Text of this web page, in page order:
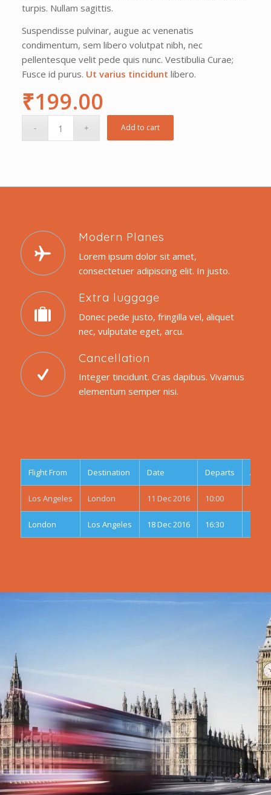
turpis. Nullam sagittis.
Suspendisse pulvinar, augue ac venenatis
condimentum, sem libero volutpat nibh, nec
pellentesque velit pede quis nunc. Vestibulia Curae;
Fusce id purus. Ut varius tincidunt libero.
₹199.00
Add to cart
Modern Planes
Lorem ipsum dolor sit amet,
consectetuer adipiscing elit. In justo.
Extra luggage
Donec pede justo, fringilla vel, aliquet
nec, vulputate eget, arcu.
Cancellation
Integer tincidunt. Cras dapibus. Vivamus
elementum semper nisi.
Flight From Destination Date Departs
Los Angeles London 11 Dec 2016 10:00
London Los Angeles 18 Dec 2016 16:30